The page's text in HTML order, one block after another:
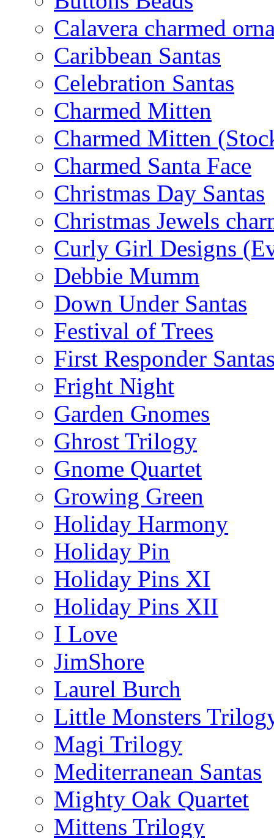
Calavera charmed
Caribbean Santas
Celebration Santas
Charmed Mitten
Charmed Mitten
Charmed Santa Face
Christmas Day Santas
Christmas Jewels
Curly Girl Designs
Debbie Mumm
Down Under Santas
Festival of Trees
First Responder
Fright Night
Garden Gnomes
Ghrost Trilogy
Gnome Quartet
Growing Green
Holiday Harmony
Holiday Pin
Holiday Pins XI
Holiday Pins XII
I Love
JimShore
Laurel Burch
Little Monsters
Magi Trilogy
Mediterranean Santas
Mighty Oak Quartet
Mittens Trilogy